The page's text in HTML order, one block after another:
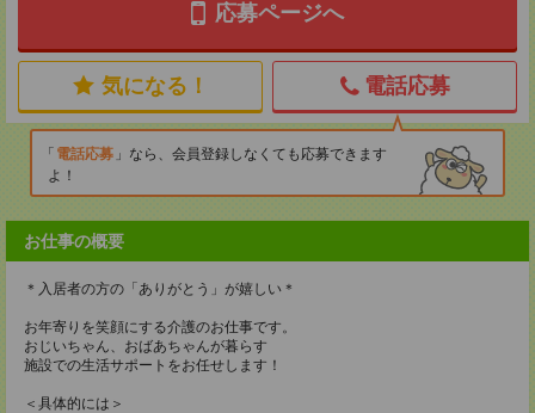
応募ページへ
気になる！ 電話応募
電話応募
なら、会員登録しなくても応募できます
よ！
お仕事の概要
＊入居者の方の「ありがとう」が嬉しい＊
お年寄りを笑顔にする介護のお仕事です。
おじいちゃん、おばあちゃんが暮らす
施設での生活サポートをお任せします！
＜具体的には＞